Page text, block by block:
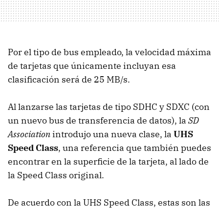
Por el tipo de bus empleado, la velocidad máxima
de tarjetas que únicamente incluyan esa
clasificación será de 25 MB/s.
Al lanzarse las tarjetas de tipo SDHC y SDXC (con
un nuevo bus de transferencia de datos), la SD
Association introdujo una nueva clase, la UHS
Speed Class, una referencia que también puedes
encontrar en la superficie de la tarjeta, al lado de
la Speed Class original.
De acuerdo con la UHS Speed Class, estas son las